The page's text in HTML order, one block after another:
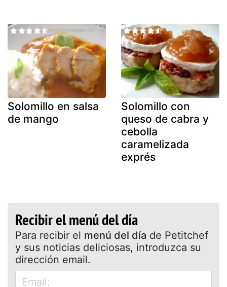
Solomillo en salsa
de mango
Solomillo con
queso de cabra y
cebolla
caramelizada
exprés
Recibir el menú del día
Para recibir el menú del día de Petitchef
y sus noticias deliciosas, introduzca su
dirección email.